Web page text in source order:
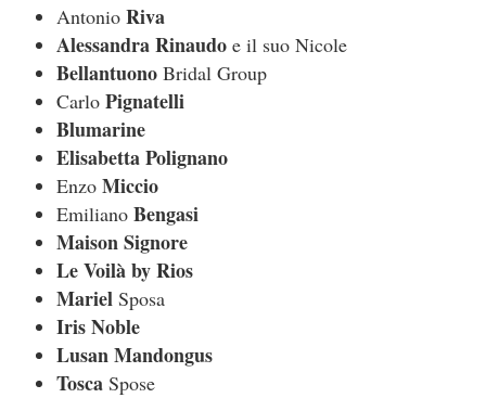
Antonio Riva
Alessandra Rinaudoe il suo Nicole
BellantuonoBridal Group
Carlo Pignatelli
Blumarine
Elisabetta Polignano
Enzo Miccio
Emiliano Bengasi
Maison Signore
Le Voilà by Rios
Mariel Sposa
Iris Noble
Lusan Mandongus
ToscaSpose